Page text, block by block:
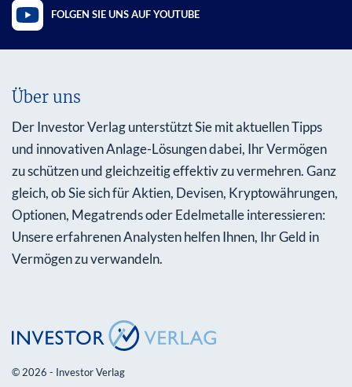
FOLGEN SIE UNS AUF YOUTUBE
Über uns
Der Investor Verlag unterstützt Sie mit aktuellen Tipps
und innovativen Anlage-Lösungen dabei, Ihr Vermögen
zu schützen und gleichzeitig effektiv zu vermehren. Ganz
gleich, ob Sie sich für Aktien, Devisen, Kryptowährungen,
Optionen, Megatrends oder Edelmetalle interessieren:
Unsere erfahrenen Analysten helfen Ihnen, Ihr Geld in
Vermögen zu verwandeln.
© 2026 - Investor Verlag